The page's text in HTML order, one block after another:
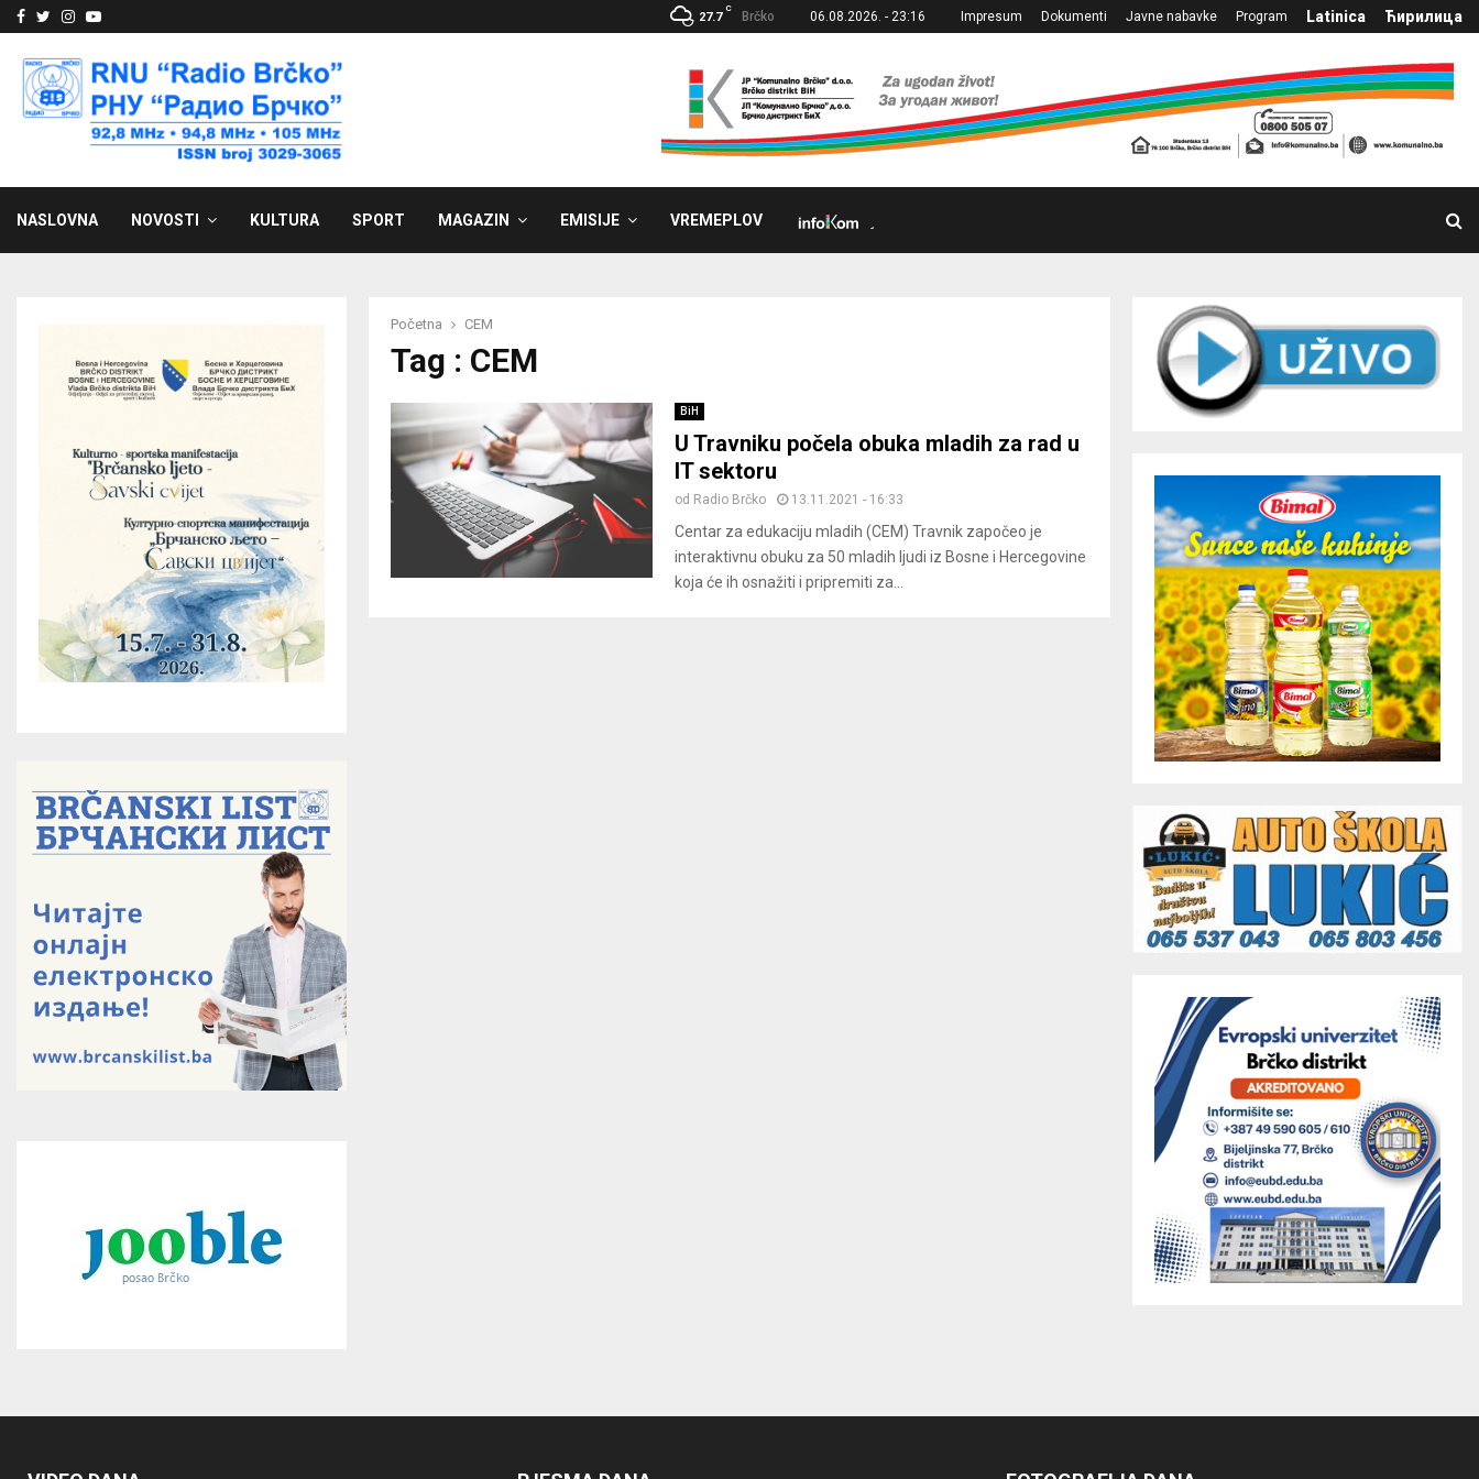
Facebook
Twitter
Instagram
Youtube 27.7
C
Brčko 06.08.2026. - 23:16 Impresum Dokumenti Javne nabavke Program Latinica Ћирилица
NASLOVNA NOVOSTI KULTURA SPORT MAGAZIN EMISIJE VREMEPLOV
Početna CEM
Tag : CEM
BiH
U Travniku počela obuka mladih za rad u
IT sektoru
od Radio Brčko 13.11.2021 - 16:33
Centar za edukaciju mladih (CEM) Travnik započeo je
interaktivnu obuku za 50 mladih ljudi iz Bosne i Hercegovine
koja će ih osnažiti i pripremiti za...